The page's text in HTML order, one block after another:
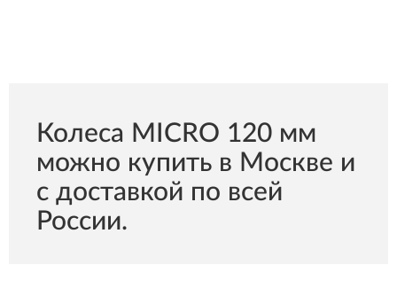
Колеса MICRO 120 мм
можно купить в Москве и
с доставкой по всей
России.